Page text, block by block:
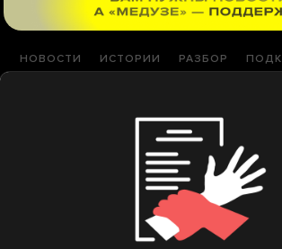
НОВОСТИ ИСТОРИИ РАЗБОР